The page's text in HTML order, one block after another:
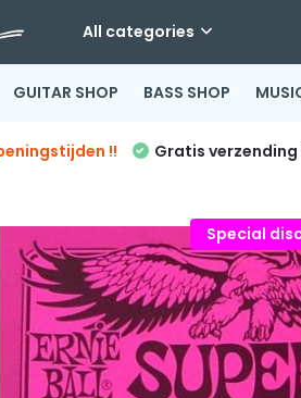
All categories
GUITAR SHOP BASS SHOP
!! Gratis verzending
Special